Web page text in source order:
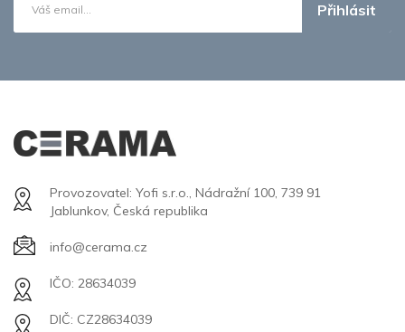
Přihlásit
Provozovatel: Yofi s.r.o., Nádražní 100, 739 91
Jablunkov, Česká republika
info@cerama.cz
IČO: 28634039
DIČ: CZ28634039